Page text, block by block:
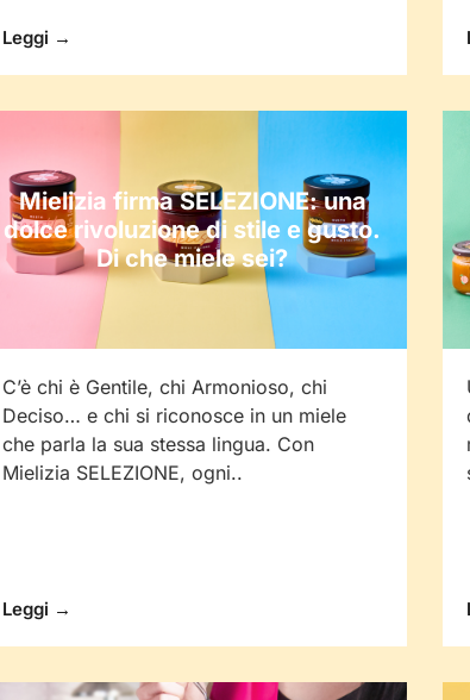
Leggi →
Mielizia firma SELEZIONE: una
dolce rivoluzione di stile e gusto.
Di che miele sei?
C’è chi è Gentile, chi Armonioso, chi
Deciso… e chi si riconosce in un miele
che parla la sua stessa lingua. Con
Mielizia SELEZIONE, ogni..
Leggi →